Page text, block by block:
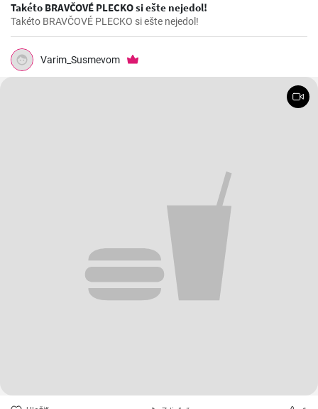
Takéto BRAVČOVÉ PLECKO si ešte nejedol!
Takéto BRAVČOVÉ PLECKO si ešte nejedol!
Varim_Susmevom